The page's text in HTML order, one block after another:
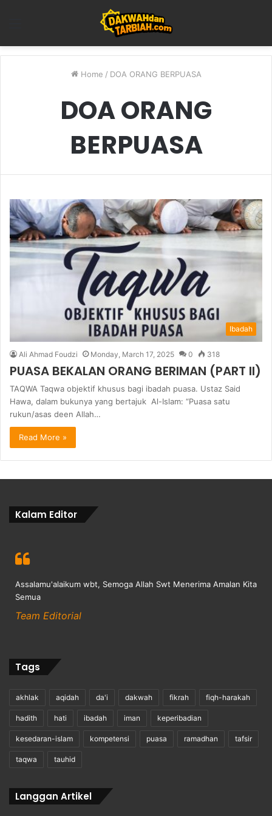
Home / DOA ORANG BERPUASA
DOA ORANG
BERPUASA
Ibadah
Ali Ahmad Foudzi Monday, March 17, 2025 0 318
PUASA BEKALAN ORANG BERIMAN (PART II)
TAQWA Taqwa objektif khusus bagi ibadah puasa. Ustaz Said
Hawa, dalam bukunya yang bertajuk Al-Islam: “Puasa satu
rukun/asas deen Allah…
Read More »
Kalam Editor
Assalamu'alaikum wbt, Semoga Allah Swt Menerima Amalan Kita
Semua
Team Editorial
Tags
akhlak aqidah da'i dakwah fikrah fiqh-harakah
hadith hati ibadah iman keperibadian
kesedaran-islam kompetensi puasa ramadhan tafsir
taqwa tauhid
Langgan Artikel